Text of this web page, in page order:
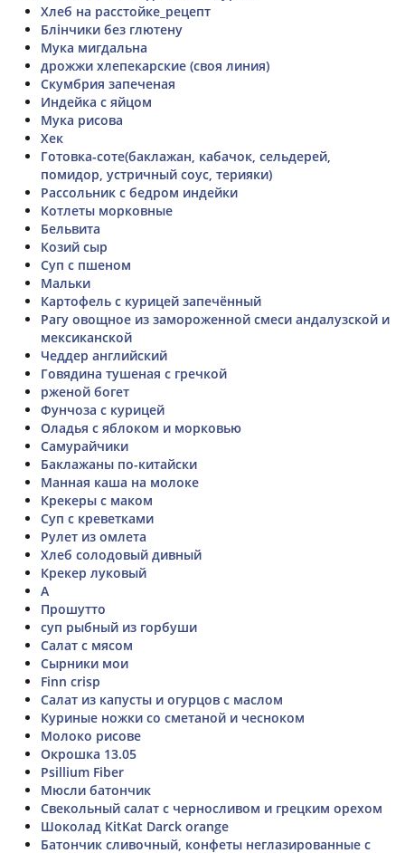
Хлеб на расстойке_рецепт
Блінчики без глютену
Мука мигдальна
дрожжи хлепекарские (своя линия)
Скумбрия запеченая
Индейка с яйцом
Мука рисова
Хек
Готовка-соте(баклажан, кабачок, сельдерей,
помидор, устричный соус, терияки)
Рассольник с бедром индейки
Котлеты морковные
Бельвита
Козий сыр
Суп с пшеном
Мальки
Картофель с курицей запечённый
Рагу овощное из замороженной смеси андалузской и
мексиканской
Чеддер английский
Говядина тушеная с гречкой
рженой богет
Фунчоза с курицей
Оладья с яблоком и морковью
Самурайчики
Баклажаны по-китайски
Манная каша на молоке
Крекеры с маком
Суп с креветками
Рулет из омлета
Хлеб солодовый дивный
Крекер луковый
А
Прошутто
суп рыбный из горбуши
Салат с мясом
Сырники мои
Finn crisp
Салат из капусты и огурцов с маслом
Куриные ножки со сметаной и чесноком
Молоко рисове
Окрошка 13.05
Psillium Fiber
Мюсли батончик
Свекольный салат с черносливом и грецким орехом
Шоколад KitKat Darck orange
Батончик сливочный, конфеты неглазированные с